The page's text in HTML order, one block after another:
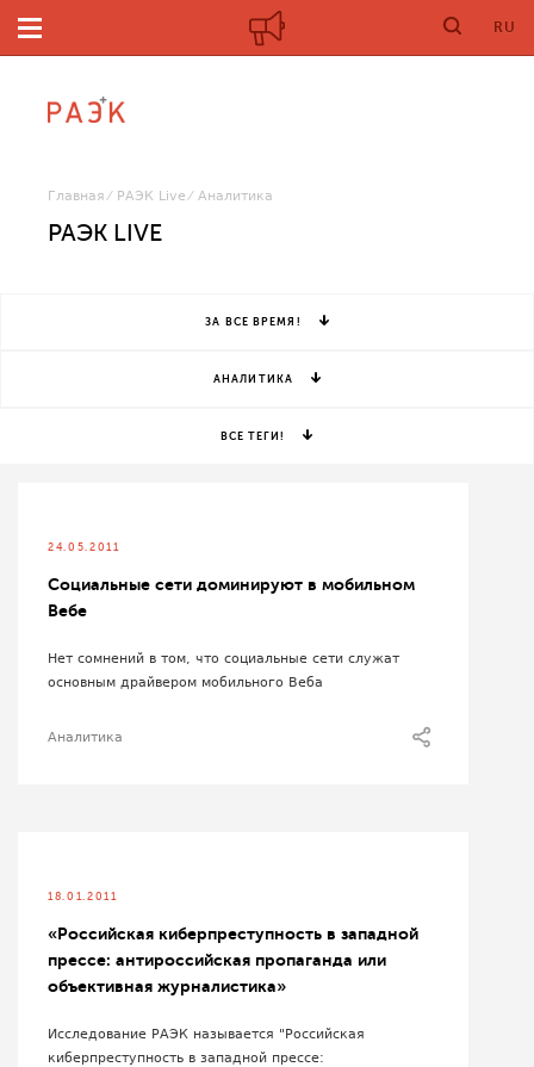
RU
Главная РАЭК Live Аналитика
РАЭК LIVE
ЗА ВСЕ ВРЕМЯ!
АНАЛИТИКА
ВСЕ ТЕГИ!
24.05.2011
Социальные сети доминируют в мобильном
Вебе
Нет сомнений в том, что социальные сети служат
основным драйвером мобильного Веба
Аналитика
18.01.2011
«Российская киберпреступность в западной
прессе: антироссийская пропаганда или
объективная журналистика»
Исследование РАЭК называется "Российская
киберпреступность в западной прессе: